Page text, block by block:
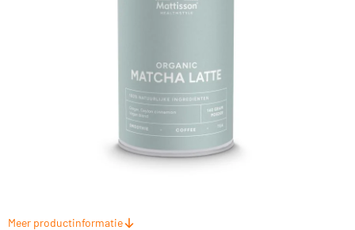
Meer productinformatie